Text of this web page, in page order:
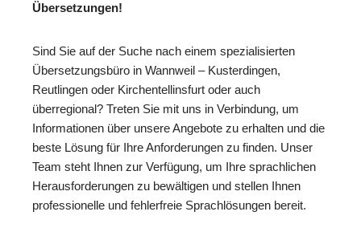
Übersetzungen!
Sind Sie auf der Suche nach einem spezialisierten
Übersetzungsbüro in Wannweil – Kusterdingen,
Reutlingen oder Kirchentellinsfurt oder auch
überregional? Treten Sie mit uns in Verbindung, um
Informationen über unsere Angebote zu erhalten und die
beste Lösung für Ihre Anforderungen zu finden. Unser
Team steht Ihnen zur Verfügung, um Ihre sprachlichen
Herausforderungen zu bewältigen und stellen Ihnen
professionelle und fehlerfreie Sprachlösungen bereit.